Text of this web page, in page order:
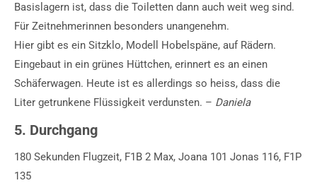
Basislagern ist, dass die Toiletten dann auch weit weg sind.
Für Zeitnehmerinnen besonders unangenehm.
Hier gibt es ein Sitzklo, Modell Hobelspäne, auf Rädern.
Eingebaut in ein grünes Hüttchen, erinnert es an einen
Schäferwagen. Heute ist es allerdings so heiss, dass die
Liter getrunkene Flüssigkeit verdunsten. – Daniela
5. Durchgang
180 Sekunden Flugzeit, F1B 2 Max, Joana 101 Jonas 116, F1P
135